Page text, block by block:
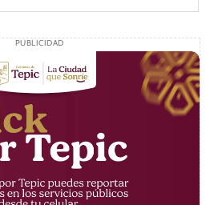
PUBLICIDAD